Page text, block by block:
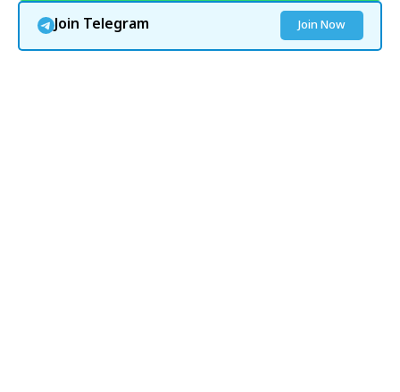
Join Telegram Join Now